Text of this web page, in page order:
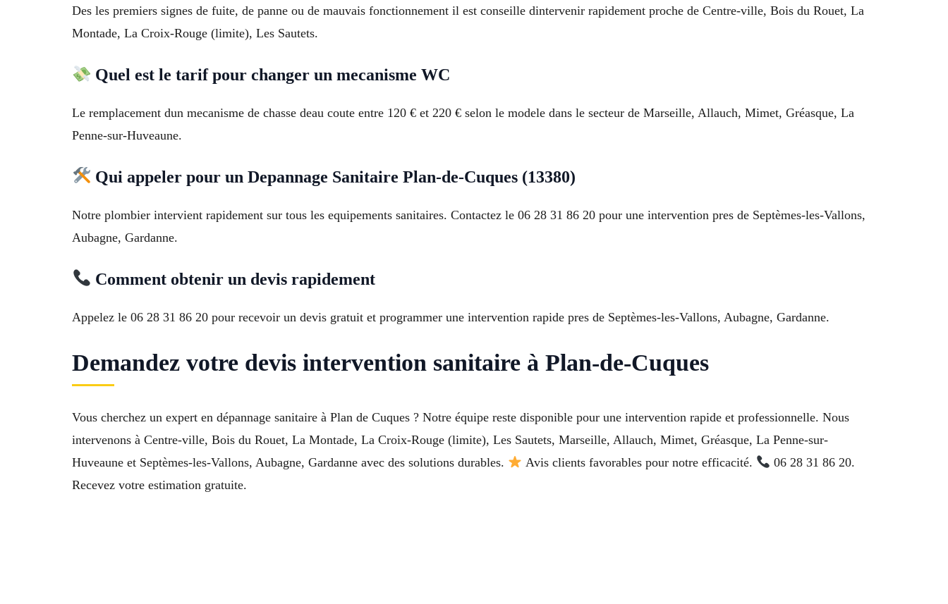
Des les premiers signes de fuite, de panne ou de mauvais fonctionnement il est conseille dintervenir rapidement proche de Centre-ville, Bois du Rouet, La
Montade, La Croix-Rouge (limite), Les Sautets.
Quel est le tarif pour changer un mecanisme WC
Le remplacement dun mecanisme de chasse deau coute entre 120 € et 220 € selon le modele dans le secteur de Marseille, Allauch, Mimet, Gréasque, La
Penne-sur-Huveaune.
Qui appeler pour un Depannage Sanitaire Plan-de-Cuques (13380)
Notre plombier intervient rapidement sur tous les equipements sanitaires. Contactez le 06 28 31 86 20 pour une intervention pres de Septèmes-les-Vallons,
Aubagne, Gardanne.
Comment obtenir un devis rapidement
Appelez le 06 28 31 86 20 pour recevoir un devis gratuit et programmer une intervention rapide pres de Septèmes-les-Vallons, Aubagne, Gardanne.
Demandez votre devis intervention sanitaire à Plan-de-Cuques
Vous cherchez un expert en dépannage sanitaire à Plan de Cuques ? Notre équipe reste disponible pour une intervention rapide et professionnelle. Nous
intervenons à Centre-ville, Bois du Rouet, La Montade, La Croix-Rouge (limite), Les Sautets, Marseille, Allauch, Mimet, Gréasque, La Penne-sur-
Huveaune et Septèmes-les-Vallons, Aubagne, Gardanne avec des solutions durables.
Avis clients favorables pour notre efficacité.
06 28 31 86 20.
Recevez votre estimation gratuite.